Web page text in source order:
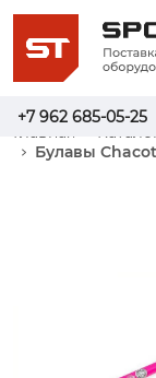
+7 962 685-05-25
Главная Каталог
Булавы